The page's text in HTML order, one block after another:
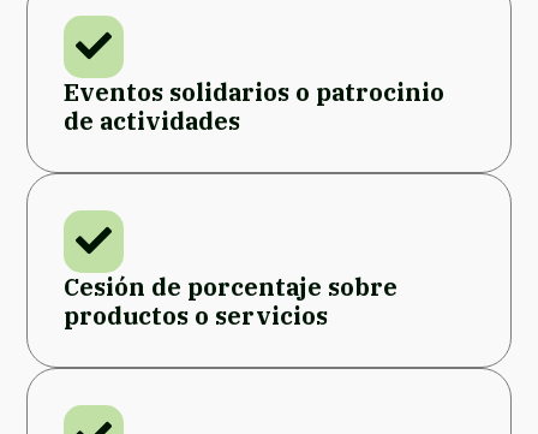
Eventos solidarios o patrocinio
de actividades
Cesión de porcentaje sobre
productos o servicios